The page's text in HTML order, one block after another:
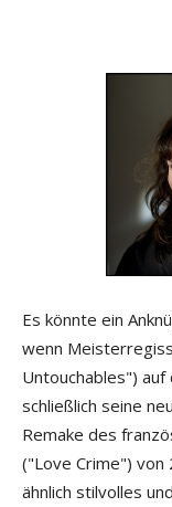
Es könnte ein
wenn
Untouchables") auf
schließlich seine
Remake des
("Love Crime") von
ähnlich stilvolles